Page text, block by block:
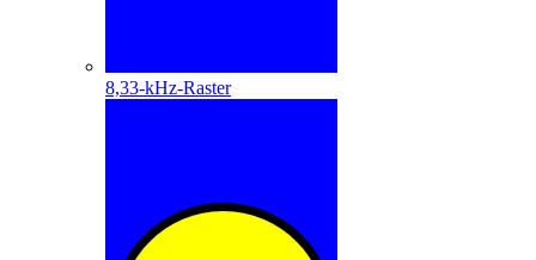
8,33-kHz-Raster